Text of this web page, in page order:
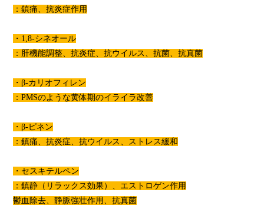
：鎮痛、抗炎症作用
・1,8-シネオール
：肝機能調整、抗炎症、抗ウイルス、抗菌、抗真菌
・β-カリオフィレン
：PMSのような黄体期のイライラ改善
・β-ピネン
：鎮痛、抗炎症、抗ウイルス、ストレス緩和
・セスキテルペン
：鎮静（リラックス効果）、エストロゲン作用
鬱血除去、静脈強壮作用、抗真菌